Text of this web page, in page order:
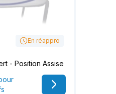
En réappro
- Position Assise